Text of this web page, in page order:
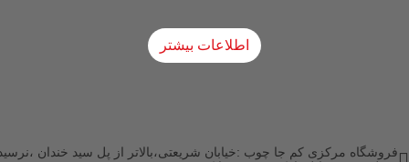
اطلاعات بیشتر
فروشگاه مرکزی کم جا چوب :خیابان شریعتی،بالاتر از پل سید خندان